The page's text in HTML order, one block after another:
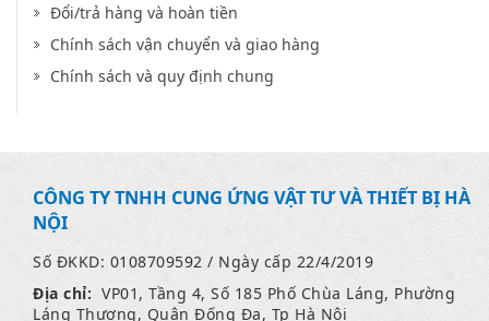
Đổi/trả hàng và hoàn tiền
Chính sách vận chuyển và giao hàng
Chính sách và quy định chung
CÔNG TY TNHH CUNG ỨNG VẬT TƯ VÀ THIẾT BỊ HÀ
NỘI
Số ĐKKD: 0108709592 / Ngày cấp 22/4/2019
Địa chỉ: VP01, Tầng 4, Số 185 Phố Chùa Láng, Phường
Láng Thượng, Quận Đống Đa, Tp Hà Nội